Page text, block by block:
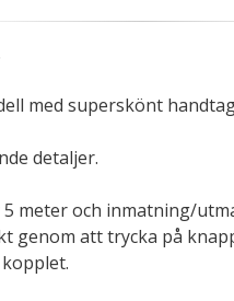
med superskönt
detaljer.
5 meter och inmatning/
genom att trycka på